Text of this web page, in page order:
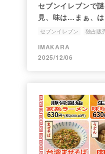
セブンイレブンで
見、味は…まぁ、
ス】
セブンイレブン 独占販
IMAKARA
2025/12/06